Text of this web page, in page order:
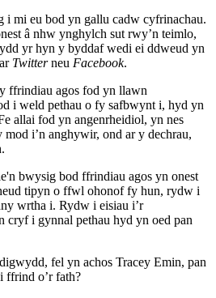
i mi eu bod yn gallu cadw cyfrinachau.
â nhw ynghylch sut rwy’n teimlo,
yr hyn y byddaf wedi ei ddweud yn
Twitterneu Facebook.
ffrindiau agos fod yn llawn
i weld pethau o fy safbwynt i, hyd yn
allai fod yn angenrheidiol, yn nes
i’n anghywir, ond ar y dechrau,
bwysig bod ffrindiau agos yn onest
tipyn o ffwl ohonof fy hun, rydw i
wrtha i. Rydw i eisiau i’r
i gynnal pethau hyd yn oed pan
fel yn achos Tracey Emin, pan
ffrind o’r fath?